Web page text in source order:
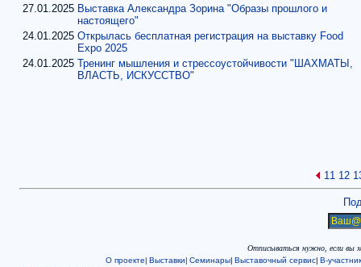
27.01.2025 Выставка Александра Зорина "Образы прошлого и
настоящего"
24.01.2025 Открылась бесплатная регистрация на выставку Food
Expo 2025
24.01.2025 Тренинг мышления и стрессоустойчивости "ШАХМАТЫ,
ВЛАСТЬ, ИСКУССТВО"
11 12
Отписываться нужно, если вы
О проекте| Выставки| Семинары| Выставочный сервис| В-